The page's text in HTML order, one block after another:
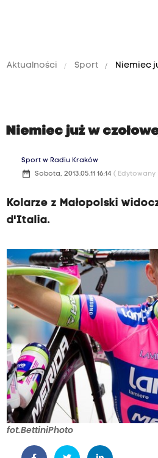
Aktualności Sport Niemiec
Niemiec już w
Sport w Radiu Kraków
date_range Sobota, 2013.05.11 16:14 ( Edytowany
Kolarze z Małopolski
d'Italia.
fot.BettiniPhoto